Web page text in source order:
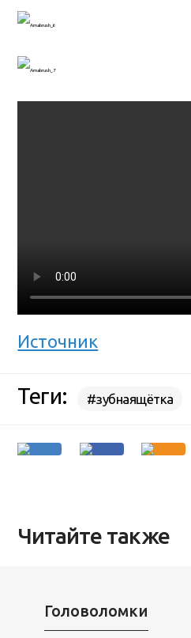
Источник
Теги: #зубнаящётка
Читайте также
Головоломки